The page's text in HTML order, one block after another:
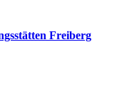
Freiberg